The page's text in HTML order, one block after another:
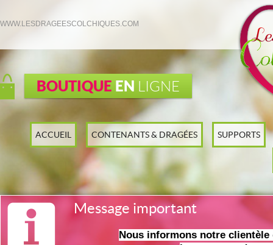
WWW.LESDRAGEESCOLCHIQUES.COM
BOUTIQUE EN LIGNE
ACCUEIL CONTENANTS & DRAGÉES SUPPORTS
Message important
Nous informons notre clientèle